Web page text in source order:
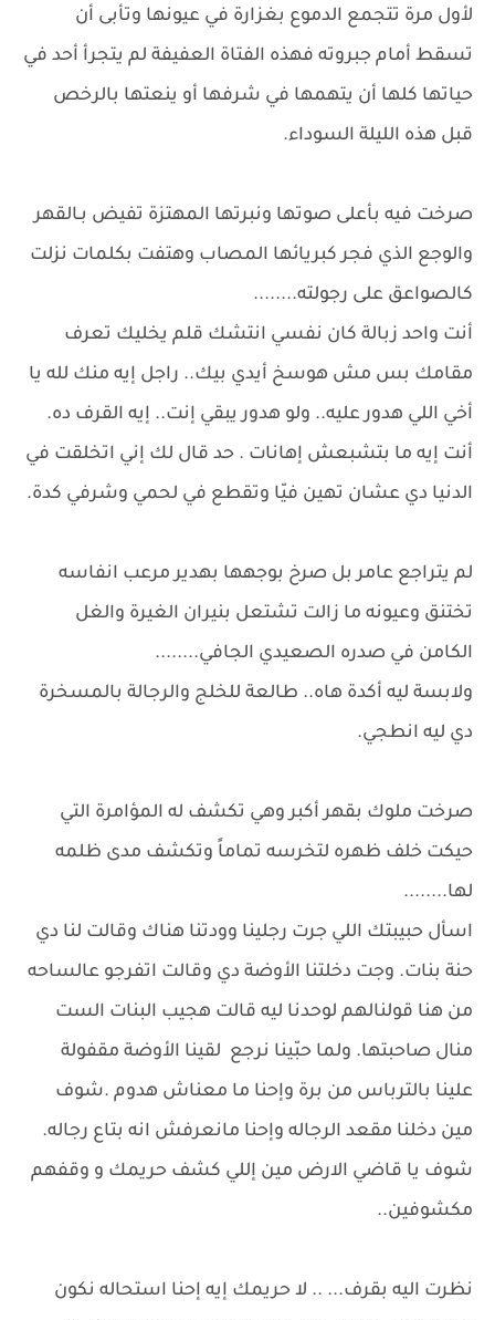
لأول مرة تتجمع الدموع بغزارة في عيونها وتأبى أن
تسقط أمام جبروته فهذه الفتاة العفيفة لم يتجرأ أحد في
حياتها كلها أن يتهمها في شرفها أو ينعتها بالرخص
قبل هذه الليلة السوداء.
صرخت فيه بأعلى صوتها ونبرتها المهتزة تفيض بـالقهر
والوجع الذي فجر كبريائها المصاب وهتفت بكلمات نزلت
كالصواعق على رجولته........
أنت واحد زبالة كان نفسي انتشك قلم يخليك تعرف
مقامك بس مش هوسخ أيدي بيك.. راجل إيه منك لله يا
أخي اللي هدور عليه.. ولو هدور يبقي إنت.. إيه القرف ده.
أنت إيه ما بتشبعش إهانات . حد قال لك إني اتخلقت في
الدنيا دي عشان تهين فيّا وتقطع في لحمي وشرفي كدة.
لم يتراجع عامر بل صرخ بوجهها بهدير مرعب انفاسه
تختنق وعيونه ما زالت تشتعل بنيران الغيرة والغل
الكامن في صدره الصعيدي الجافي........
ولابسة ليه أكدة هاه.. طالعة للخلج والرجالة بالمسخرة
دي ليه انطجي.
صرخت ملوك بقهر أكبر وهي تكشف له المؤامرة التي
حيكت خلف ظهره لتخرسه تماماً وتكشف مدى ظلمه
لها........
اسأل حبيبتك اللي جرت رجلينا وودتنا هناك وقالت لنا دي
حنة بنات. وجت دخلتنا الأوضة دي وقالت اتفرجو عالساحه
من هنا قولنالهم لوحدنا ليه قالت هجيب البنات الست
منال صاحبتها. ولما حبّينا نرجع لقينا الأوضة مقفولة
علينا بالترباس من برة وإحنا ما معناش هدوم .شوف
مين دخلنا مقعد الرجاله وإحنا مانعرفش انه بتاع رجاله.
شوف يا قاضي الارض مين إللي كشف حريمك و وقفهم
مكشوفين..
نظرت اليه بقرف... .. لا حريمك إيه إحنا استحاله نكون